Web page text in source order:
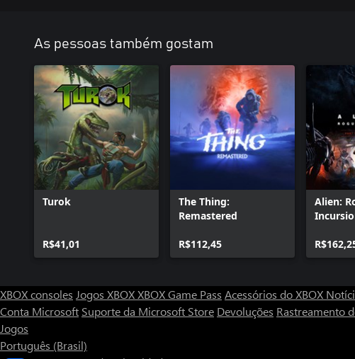
As pessoas também gostam
Turok
R$41,01
The Thing:
Remastered
R$112,45
Alien:
XBOX consoles Jogos XBOXXBOX Game Pass Acessórios do XBOX
Conta Microsoft Suporte da Microsoft Store Devoluções Rastreamento
Jogos
Português (Brasil)